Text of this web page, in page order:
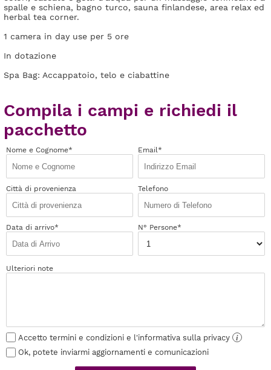
spalle e schiena, bagno turco, sauna finlandese, area relax ed
herbal tea corner.
1 camera in day use per 5 ore
In dotazione
Spa Bag: Accappatoio, telo e ciabattine
Compila i campi e richiedi il
pacchetto
Nome e Cognome* Email*
Città di provenienza Telefono
Data di arrivo* N° Persone*
Ulteriori note
Accetto termini e condizioni e l'informativa sulla privacy
i
Ok, potete inviarmi aggiornamenti e comunicazioni